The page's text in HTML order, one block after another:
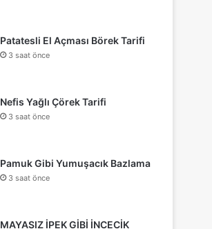
Patatesli El Açması Börek Tarifi
3 saat önce
Nefis Yağlı Çörek Tarifi
3 saat önce
Pamuk Gibi Yumuşacık Bazlama
3 saat önce
MAYASIZ İPEK GİBİ İNCECİK